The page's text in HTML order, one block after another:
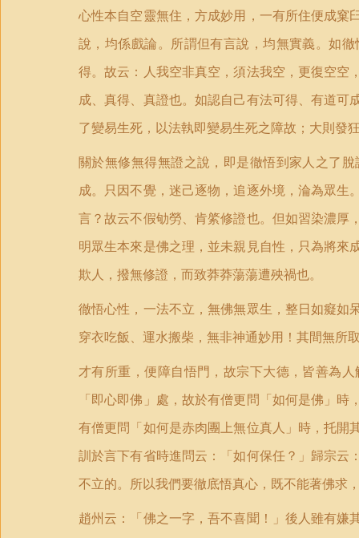
心性本自空靈無住，方成妙用，一有所住便成
說，均係戲論。所謂但有言說，均無實義。如
得。故云：人我空非真空，須法我空，更復空
成、真得、真證也。如認自己有法可得、有道
了變易生死，以法執即變易生死之障故；大則發
關於無修無得無證之說，即是徹悟到家人之了
成。只因不覺，迷己逐物，追逐外境，淪為眾
言？故云不假劬勞、肯綮修證也。但如習染濃
明眾生本來是佛之理，並未親見自性，只為將
欺人，撥無修證，而致莽莽蕩蕩遭殃禍也。
徹悟心性，一法不立，無佛無眾生，整日如癡
穿衣吃飯、運水搬柴，無非神通妙用！其間無所
才有所重，便障自悟門，故宗下大德，皆善為
「即心即佛」處，故於有僧更問「如何是佛」
有僧更問「如何是赤肉團上無位真人」時，托
訓於言下有省時進問云：「如何保任？」歸宗
不立的。所以我們要徹底悟真心，既不能著佛求
趙州云：「佛之一字，吾不喜聞！」後人雖有